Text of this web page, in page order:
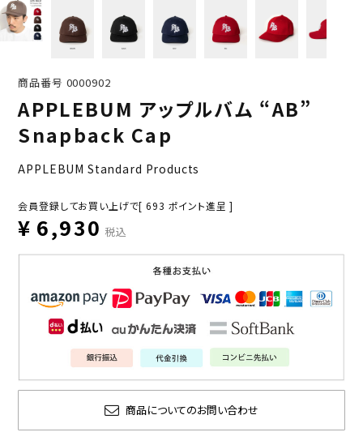
商品番号 0000902
APPLEBUM アップルバム “AB”
Snapback Cap
APPLEBUM Standard Products
会員登録してお買い上げで[ 693 ポイント進呈 ]
¥ 6,930 税込
商品についてのお問い合わせ